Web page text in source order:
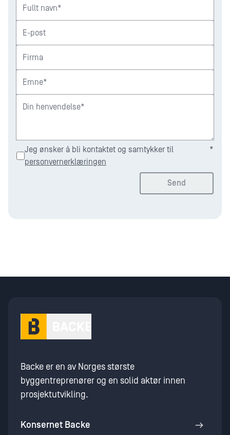
Fullt navn*
E-post
Firma
Emne*
Din henvendelse*
Jeg ønsker å bli kontaktet og samtykker til
personvernerklæringen
*
Send
Backe er en av Norges største
byggentreprenører og en solid aktør innen
prosjektutvikling.
Konsernet Backe